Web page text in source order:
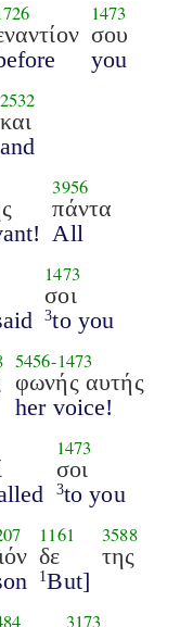
1473
σου
you
2532
και
and
3956
πάντα
All
1473
σοι
3to you
5456-1473
φωνής αυτής
her voice!
1473
σοι
3to you
1161
δε
1But]
3588
της
3173